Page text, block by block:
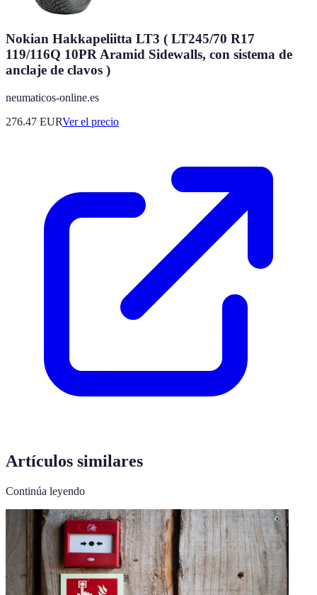
Nokian Hakkapeliitta LT3 ( LT245/70 R17
119/116Q 10PR Aramid Sidewalls, con sistema de
anclaje de clavos )
neumaticos-online.es
276.47 EURVer el precio
Artículos similares
Continúa leyendo